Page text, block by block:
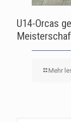
U14-Orcas
Mehr